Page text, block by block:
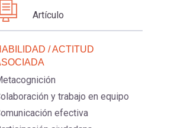
Artículo
/ ACTITUD
y trabajo en equipo
efectiva